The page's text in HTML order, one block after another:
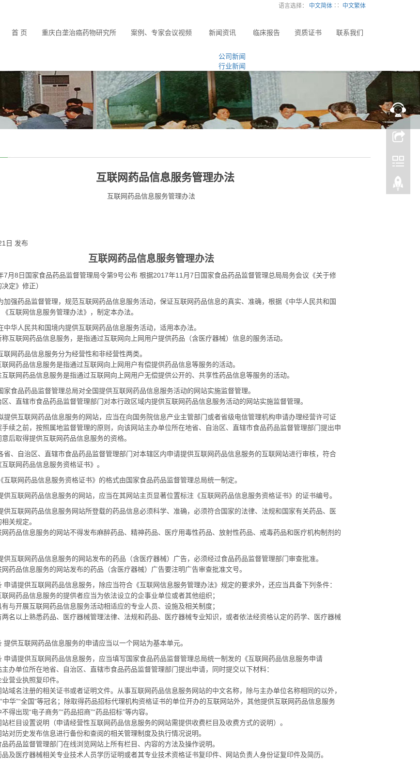
语言选择： 中文简体 ∷ 中文繁体
首 页 重庆白垄治癌药物研究所 案例、专家会议视频 新闻资讯
公司新闻
行业新闻
临床报告 资质证书 联系我们
互联网药品信息服务管理办法
互联网药品信息服务管理办法
日 发布
互联网药品信息服务管理办法
7月8 日国家食品药品监督管理局令第9号公布 根据2017年11 月7 日国家食品药品监督管理总局局务会议《关于修
定》修正）
药品监督管理，规范互联网药品信息服务活动，保证互联网药品信息的真实、准确，根据《中华人民共和国
互联网信息服务管理办法》，制定本办法。
人民共和国境内提供互联网药品信息服务活动，适用本办法。
联网药品信息服务，是指通过互联网向上网用户提供药品（含医疗器械）信息的服务活动。
药品信息服务分为经营性和非经营性两类。
药品信息服务是指通过互联网向上网用户有偿提供药品信息等服务的活动。
网药品信息服务是指通过互联网向上网用户无偿提供公开的、共享性药品信息等服务的活动。
品药品监督管理总局对全国提供互联网药品信息服务活动的网站实施监督管理。
直辖市食品药品监督管理部门对本行政区域内提供互联网药品信息服务活动的网站实施监督管理。
互联网药品信息服务的网站，应当在向国务院信息产业主管部门或者省级电信管理机构申请办理经营许可证
手续之前，按照属地监督管理的原则，向该网站主办单位所在地省、自治区、直辖市食品药品监督管理部门提出申
后取得提供互联网药品信息服务的资格。
自治区、直辖市食品药品监督管理部门对本辖区内申请提供互联网药品信息服务的互联网站进行审核，符合
联网药品信息服务资格证书》。
网药品信息服务资格证书》的格式由国家食品药品监督管理总局统一制定。
联网药品信息服务的网站，应当在其网站主页显著位置标注《互联网药品信息服务资格证书》的证书编号。
联网药品信息服务网站所登载的药品信息必须科学、准确，必须符合国家的法律、法规和国家有关药品、医
关规定。
品信息服务的网站不得发布麻醉药品、精神药品、医疗用毒性药品、放射性药品、戒毒药品和医疗机构制剂的
联网药品信息服务的网站发布的药品（含医疗器械）广告，必须经过食品药品监督管理部门审查批准。
品信息服务的网站发布的药品（含医疗器械）广告要注明广告审查批准文号。
提供互联网药品信息服务，除应当符合《互联网信息服务管理办法》规定的要求外，还应当具备下列条件：
药品信息服务的提供者应当为依法设立的企事业单位或者其他组织；
开展互联网药品信息服务活动相适应的专业人员、设施及相关制度；
以上熟悉药品、医疗器械管理法律、法规和药品、医疗器械专业知识，或者依法经资格认定的药学、医疗器械
互联网药品信息服务的申请应当以一个网站为基本单元。
提供互联网药品信息服务，应当填写国家食品药品监督管理总局统一制发的《互联网药品信息服务申请
办单位所在地省、自治区、直辖市食品药品监督管理部门提出申请，同时提交以下材料：
业执照复印件。
名注册的相关证书或者证明文件。从事互联网药品信息服务网站的中文名称，除与主办单位名称相同的以外，
中华”“全国”等冠名；除取得药品招标代理机构资格证书的单位开办的互联网站外，其他提供互联网药品信息服务
得出现“电子商务”“药品招商”“药品招标”等内容。
目设置说明（申请经营性互联网药品信息服务的网站需提供收费栏目及收费方式的说明）。
历史发布信息进行备份和查阅的相关管理制度及执行情况说明。
品监督管理部门在线浏览网站上所有栏目、内容的方法及操作说明。
医疗器械相关专业技术人员学历证明或者其专业技术资格证书复印件、网站负责人身份证复印件及简历。